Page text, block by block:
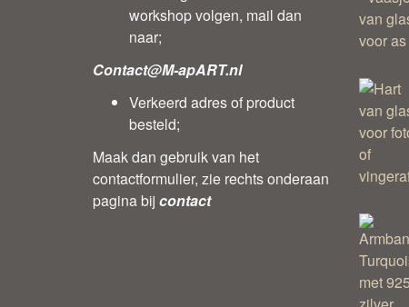
workshop volgen, mail dan
naar;
Contact@M-apART.nl
Verkeerd adres of product
besteld;
Maak dan gebruik van het
contactformulier, zie rechts onderaan
pagina bij contact